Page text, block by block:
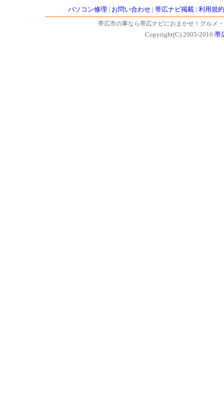
パソコン修理 お問い合わせ| 帯広ナビ掲載| 利用規約
帯広市の事なら帯広ナビにおまかせ！グルメ
Copyright(C) 2005-2016 帯